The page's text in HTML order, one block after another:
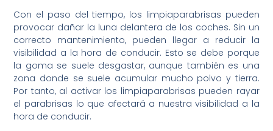
Con el paso del tiempo, los limpiaparabrisas pueden
provocar dañar la luna delantera de los coches. Sin un
correcto mantenimiento, pueden llegar a reducir la
visibilidad a la hora de conducir. Esto se debe porque
la goma se suele desgastar, aunque también es una
zona donde se suele acumular mucho polvo y tierra.
Por tanto, al activar los limpiaparabrisas pueden rayar
el parabrisas lo que afectará a nuestra visibilidad a la
hora de conducir.